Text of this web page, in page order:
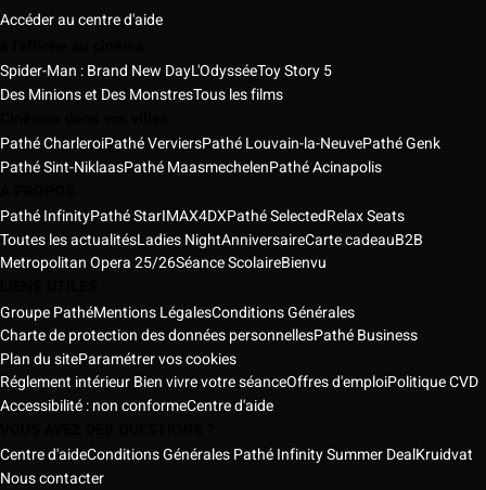
Accéder au centre d'aide
Spider-Man : Brand New DayL'OdysséeToy Story 5
Des Minions et Des MonstresTous les films
Pathé CharleroiPathé VerviersPathé Louvain-la-NeuvePathé Genk
Pathé Sint-NiklaasPathé MaasmechelenPathé Acinapolis
Pathé InfinityPathé StarIMAX4DXPathé SelectedRelax Seats
Toutes les actualitésLadies NightAnniversaireCarte cadeauB2B
Metropolitan Opera 25/26Séance ScolaireBienvu
Groupe PathéMentions LégalesConditions Générales
Charte de protection des données personnellesPathé Business
Plan du siteParamétrer vos cookies
Réglement intérieur Bien vivre votre séanceOffres d'emploiPolitique CVD
Accessibilité : non conformeCentre d'aide
Centre d'aideConditions Générales Pathé Infinity Summer DealKruidvat
Nous contacter